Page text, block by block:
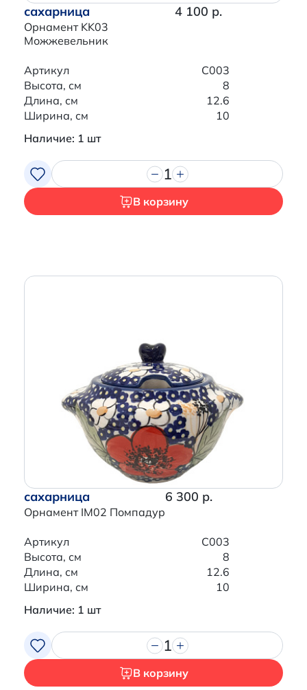
сахарница
Орнамент KK03
Можжевельник
4 100 р.
Артикул
C003
Высота, см
8
Длина, см
12.6
Ширина, см
10
Наличие: 1 шт
1
В корзину
сахарница
Орнамент IM02 Помпадур
6 300 р.
Артикул
C003
Высота, см
8
Длина, см
12.6
Ширина, см
10
Наличие: 1 шт
1
В корзину